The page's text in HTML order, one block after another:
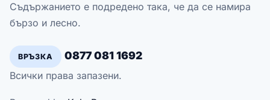
Съдържанието е подредено така, че да се намира
бързо и лесно.
ВРЪЗКА 0877 081 1692
Всички права запазени.